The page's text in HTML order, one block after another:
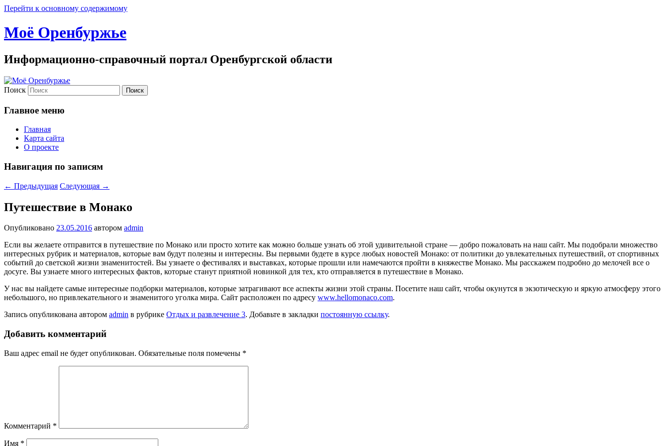
Перейти к основному содержимому
Моё Оренбуржье
Информационно-справочный портал Оренбургской области
Поиск
Главное меню
Главная
Карта сайта
О проекте
Навигация по записям
← Предыдущая Следующая →
Путешествие в Монако
Опубликовано 23.05.2016 автором admin
Если вы желаете отправится в путешествие по Монако или просто хотите как можно больше узнать об этой удивительной стране — добро пожаловать на наш сайт. Мы подобрали множество
интересных рубрик и материалов, которые вам будут полезны и интересны. Вы первыми будете в курсе любых новостей Монако: от политики до увлекательных путешествий, от спортивных
событий до светской жизни знаменитостей. Вы узнаете о фестивалях и выставках, которые прошли или намечаются пройти в княжестве Монако. Мы расскажем подробно до мелочей все о
досуге. Вы узнаете много интересных фактов, которые станут приятной новинкой для тех, кто отправляется в путешествие в Монако.
У нас вы найдете самые интересные подборки материалов, которые затрагивают все аспекты жизни этой страны. Посетите наш сайт, чтобы окунутся в экзотическую и яркую атмосферу этого
небольшого, но привлекательного и знаменитого уголка мира. Сайт расположен по адресу www.hellomonaco.com.
Запись опубликована автором admin в рубрике Отдых и развлечение 3. Добавьте в закладки постоянную ссылку.
Добавить комментарий
Ваш адрес email не будет опубликован. Обязательные поля помечены *
Комментарий *
Имя *